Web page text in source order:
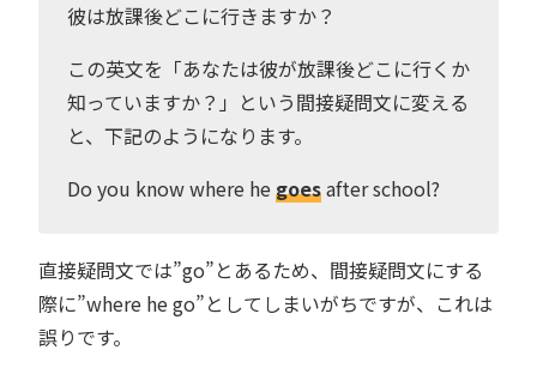
彼は放課後どこに行きますか？
この英文を「あなたは彼が放課後どこに行くか
知っていますか？」という間接疑問文に変える
と、下記のようになります。
Do you know where hegoesafter school?
直接疑問文では”go”とあるため、間接疑問文にする
際に”where he go”としてしまいがちですが、これは
誤りです。